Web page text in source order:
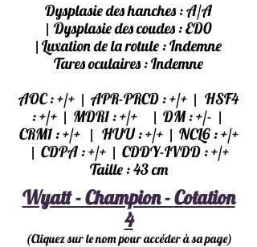
Dysplasie des hanches : A/A
| Dysplasie des coudes : ED0
| Luxation de la rotule : Indemne
Tares oculaires : Indemne
AOC : +/+ | APR-PRCD : +/+ | HSF4
: +/+ | MDR1 : +/+ | DM : +/- |
CRM1 : +/+ | HUU : +/+ | NCL6 : +/+
| CDPA : +/+ | CDDY-IVDD : +/+
Taille : 43 cm
Wyatt - Champion -Cotation
4
(Cliquez sur le nom pour accéder à sa page)